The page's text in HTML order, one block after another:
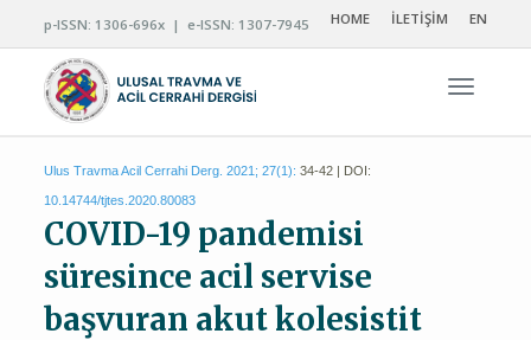
p-ISSN: 1306-696x | e-ISSN: 1307-7945 HOME İLETİŞİM EN
Ulus Travma Acil Cerrahi Derg. 2021; 27(1): 34-42 | DOI:
10.14744/tjtes.2020.80083
COVID-19 pandemisi
süresince acil servise
başvuran akut kolesistit